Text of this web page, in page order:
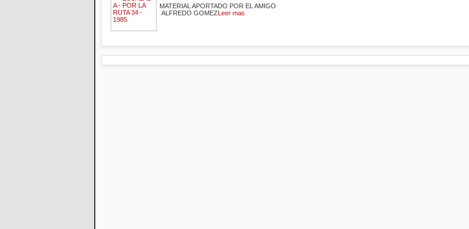
MATERIAL APORTADO POR EL AMIGO
ALFREDO GOMEZLeer mas